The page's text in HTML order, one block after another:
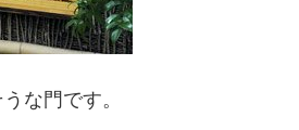
な門です。